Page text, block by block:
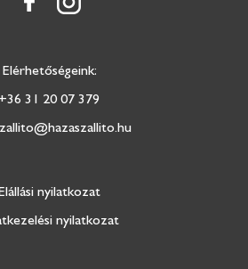
Elérhetőségeink:
+36 31 20 07 379
nyilatkozat
nyilatkozat